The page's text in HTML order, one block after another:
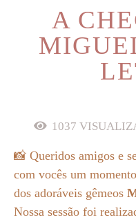
A
1037
📸 Queridos amigos e
com vocês um
dos adoráveis gêmeos
Nossa sessão foi